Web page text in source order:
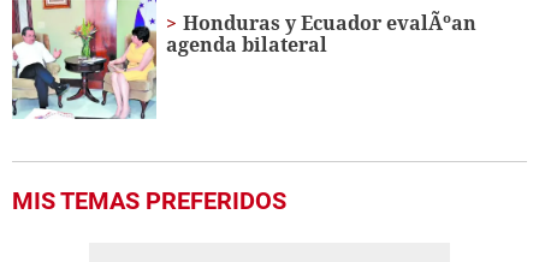
Honduras y Ecuador evalÃºan
agenda bilateral
MIS TEMAS PREFERIDOS